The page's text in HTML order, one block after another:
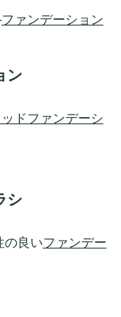
ファンデーション
ン
ドファンデーシ
シ
の良いファンデー